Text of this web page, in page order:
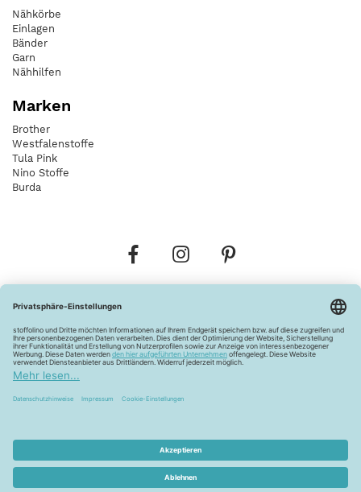
Nähkörbe
Einlagen
Bänder
Garn
Nähhilfen
Marken
Brother
Westfalenstoffe
Tula Pink
Nino Stoffe
Burda
Widerrufsbelehrung Vertrag widerrufen
Barrierefreiheitserklärung
Pflegehinweise